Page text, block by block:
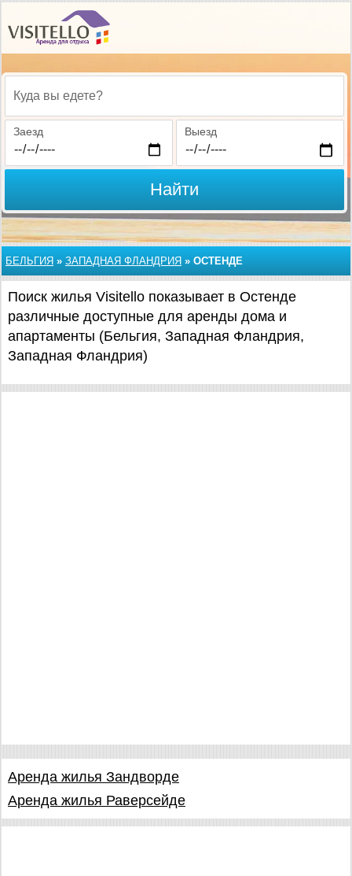
Куда вы едете?
Заезд Выезд
Найти
БЕЛЬГИЯ » ЗАПАДНАЯ ФЛАНДРИЯ » ОСТЕНДЕ
Поиск жилья Visitello показывает в Остенде
различные доступные для аренды дома и
апартаменты (Бельгия, Западная Фландрия,
Западная Фландрия)
Аренда жилья Зандворде
Аренда жилья Раверсейде